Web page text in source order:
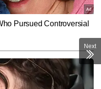
Next